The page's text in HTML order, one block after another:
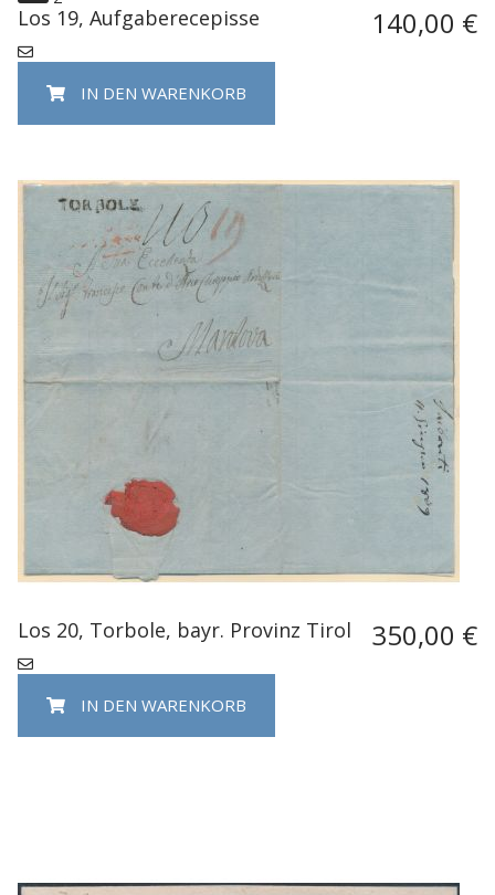
Los 19, Aufgaberecepisse 140,00 €
IN DEN WARENKORB
Los 20, Torbole, bayr. Provinz Tirol 350,00 €
IN DEN WARENKORB